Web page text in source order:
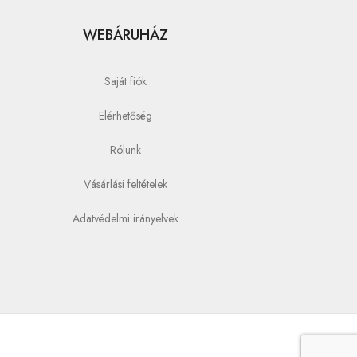
WEBÁRUHÁZ
Saját fiók
Elérhetőség
Rólunk
Vásárlási feltételek
Adatvédelmi irányelvek